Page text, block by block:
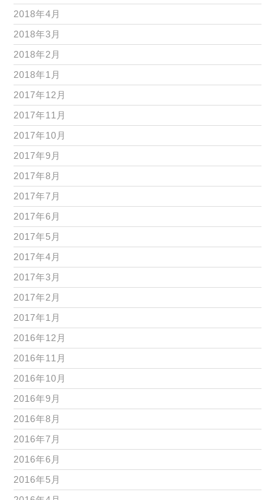
2018年4月
2018年3月
2018年2月
2018年1月
2017年12月
2017年11月
2017年10月
2017年9月
2017年8月
2017年7月
2017年6月
2017年5月
2017年4月
2017年3月
2017年2月
2017年1月
2016年12月
2016年11月
2016年10月
2016年9月
2016年8月
2016年7月
2016年6月
2016年5月